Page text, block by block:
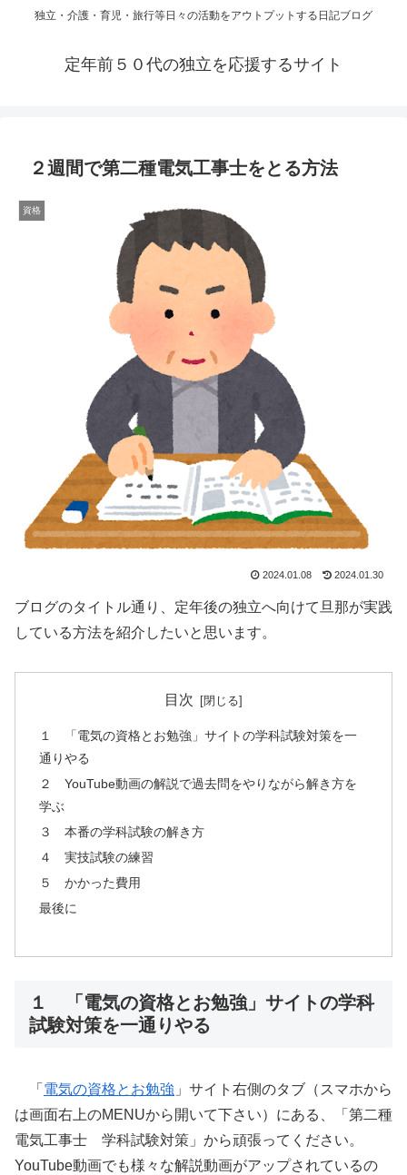
独立・介護・育児・旅行等日々の活動をアウトプットする日記ブログ
定年前５０代の独立を応援するサイト
２週間で第二種電気工事士をとる方法
資格
2024.01.08 2024.01.30
ブログのタイトル通り、定年後の独立へ向けて旦那が実践
している方法を紹介したいと思います。
目次
１ 「電気の資格とお勉強」サイトの学科試験対策を一
通りやる
２ YouTube動画の解説で過去問をやりながら解き方を
学ぶ
３ 本番の学科試験の解き方
４ 実技試験の練習
５ かかった費用
最後に
１ 「電気の資格とお勉強」サイトの学科
試験対策を一通りやる
「 電気の資格とお勉強 」サイト右側のタブ（スマホから
は画面右上のMENUから開いて下さい）にある、「第二種
電気工事士 学科試験対策」から頑張ってください。
YouTube動画でも様々な解説動画がアップされているの